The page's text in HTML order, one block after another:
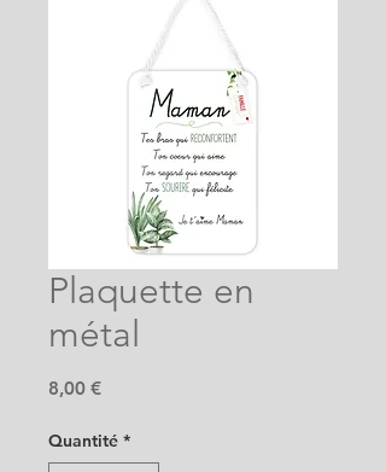
Plaquette en
métal
8,00 €Prix
Quantité *